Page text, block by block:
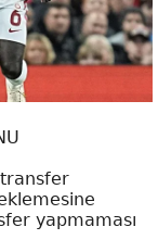
yapmaması